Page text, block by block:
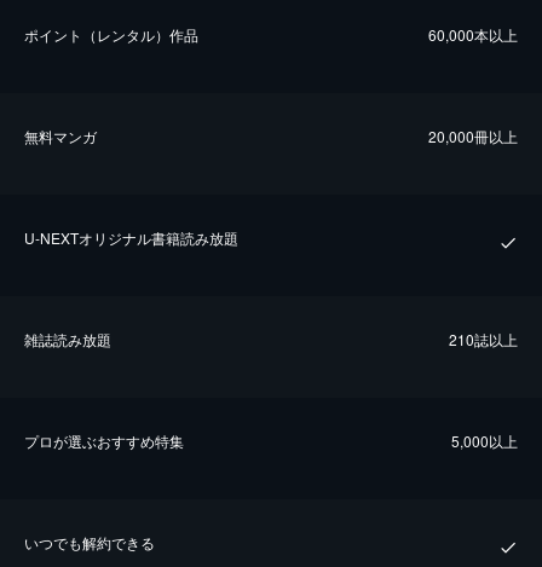
ポイント（レンタル）作品 60,000本以上
無料マンガ 20,000冊以上
U-NEXTオリジナル書籍読み放題
雑誌読み放題 210誌以上
プロが選ぶおすすめ特集 5,000以上
いつでも解約できる